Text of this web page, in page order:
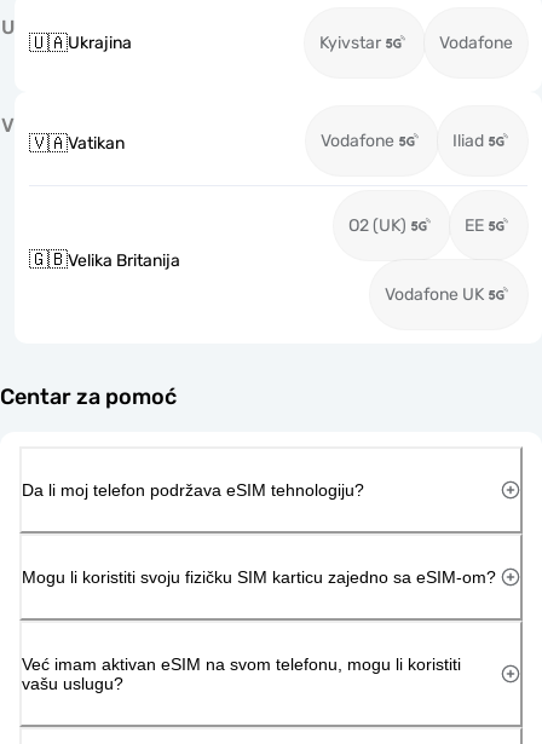
U
🇺🇦Ukrajina Kyivstar Vodafone
V
🇻🇦Vatikan Vodafone Iliad
🇬🇧Velika Britanija
O2 (UK) EE
Vodafone UK
Centar za pomoć
Da li moj telefon podržava eSIM tehnologiju?
Mogu li koristiti svoju fizičku SIM karticu zajedno sa eSIM-om?
Već imam aktivan eSIM na svom telefonu, mogu li koristiti
vašu uslugu?